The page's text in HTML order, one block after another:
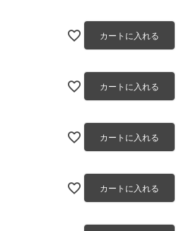
カートに入れる
カートに入れる
カートに入れる
カートに入れる